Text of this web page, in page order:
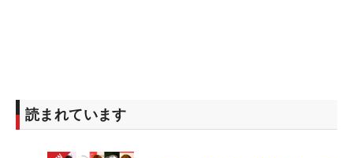
読まれています